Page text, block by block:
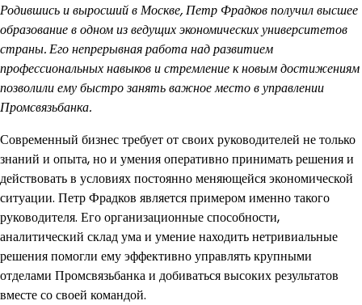
Родившись и выросший в Москве, Петр Фрадков получил высшее
образование в одном из ведущих экономических университетов
страны. Его непрерывная работа над развитием
профессиональных навыков и стремление к новым достижениям
позволили ему быстро занять важное место в управлении
Промсвязьбанка.
Современный бизнес требует от своих руководителей не только
знаний и опыта, но и умения оперативно принимать решения и
действовать в условиях постоянно меняющейся экономической
ситуации. Петр Фрадков является примером именно такого
руководителя. Его организационные способности,
аналитический склад ума и умение находить нетривиальные
решения помогли ему эффективно управлять крупными
отделами Промсвязьбанка и добиваться высоких результатов
вместе со своей командой.